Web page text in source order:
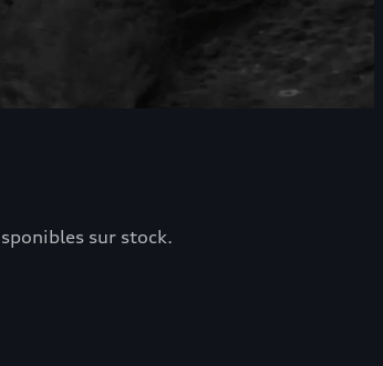
sur stock.